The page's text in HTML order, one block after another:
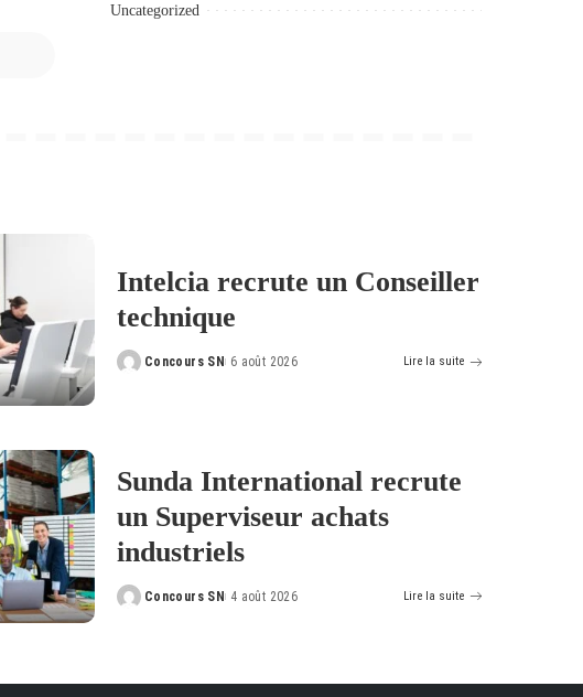
Uncategorized
Intelcia recrute un Conseiller
technique
Posted
Concours SN 6 août 2026 Lire la suite
Sunda International recrute
un Superviseur achats
industriels
Posted
Concours SN 4 août 2026 Lire la suite